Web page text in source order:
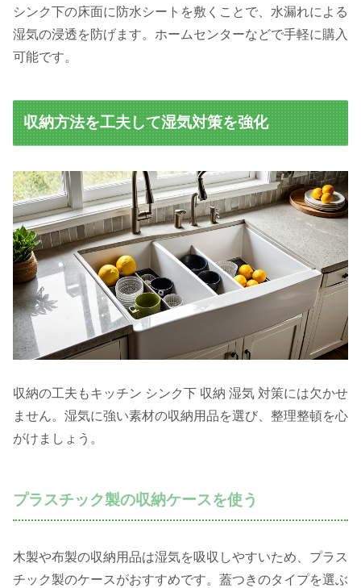
シンク下の床面に防水シートを敷くことで、水漏れによる
湿気の浸透を防げます。ホームセンターなどで手軽に購入
可能です。
収納方法を工夫して湿気対策を強化
収納の工夫もキッチン シンク下 収納 湿気 対策には欠かせ
ません。湿気に強い素材の収納用品を選び、整理整頓を心
がけましょう。
プラスチック製の収納ケースを使う
木製や布製の収納用品は湿気を吸収しやすいため、プラス
チック製のケースがおすすめです。蓋つきのタイプを選ぶ